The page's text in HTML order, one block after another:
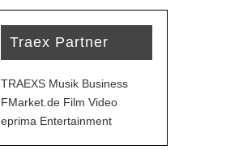
Traex Partner
TRAEXS Musik Business
FMarket.de Film Video
eprima Entertainment